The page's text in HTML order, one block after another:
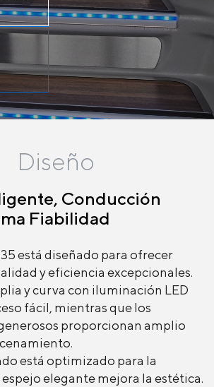
Diseño
Conducción
Fiabilidad
está diseñado para ofrecer
y eficiencia excepcionales.
y curva con iluminación LED
fácil, mientras que los
proporcionan amplio
está optimizado para la
elegante mejora la estética.